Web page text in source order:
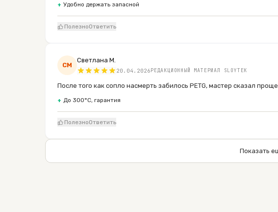
+ Удобно держать запасной
ПолезноОтветить
СМ
Светлана М.
20.04.2026РЕДАКЦИОННЫЙ МАТЕРИАЛ SLOYTEK
После того как сопло насмерть забилось PETG, мастер сказал
+ До 300°C, гарантия
ПолезноОтветить
Показать